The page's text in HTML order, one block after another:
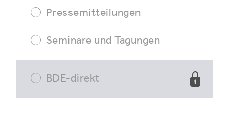
Pressemitteilungen
Seminare und Tagungen
BDE-direkt